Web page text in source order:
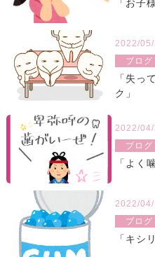
「お子
2022/05/
ブログ
「失っ
ク」
2022/04/
ブログ
「よく
2022/04/
ブログ
「キシ